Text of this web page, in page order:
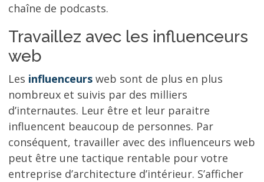
chaîne de podcasts.
Travaillez avec les influenceurs
web
Les influenceursweb sont de plus en plus
nombreux et suivis par des milliers
d’internautes. Leur être et leur paraitre
influencent beaucoup de personnes. Par
conséquent, travailler avec des influenceurs web
peut être une tactique rentable pour votre
entreprise d’architecture d’intérieur. S’afficher